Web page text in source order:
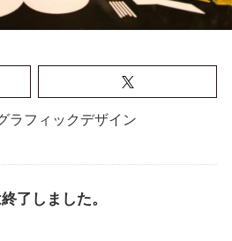
ラフィックデザイン
了しました。